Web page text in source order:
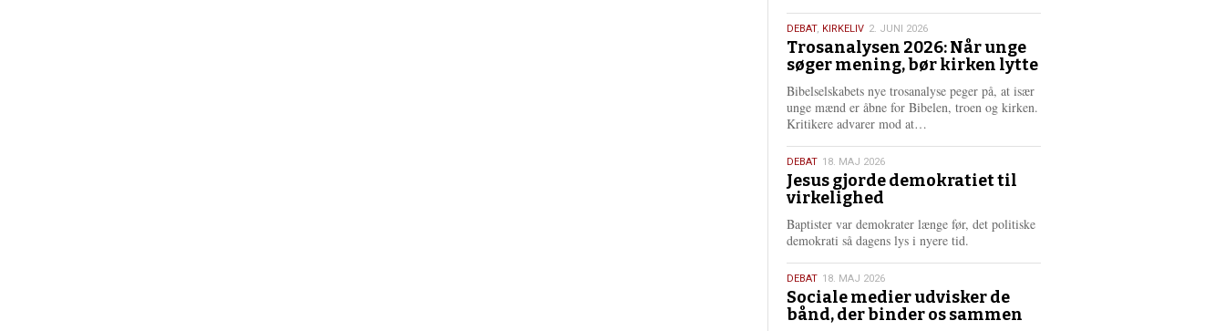
r
e
2.
juni
2026
DEBAT, KIRKELIV 2. JUNI 2026
Trosanalysen 2026: Når unge
søger mening, bør kirken lytte
Bibelselskabets nye trosanalyse peger på, at især
unge mænd er åbne for Bibelen, troen og kirken.
Kritikere advarer mod at…
e
e
18.
maj
2026
DEBAT 18. MAJ 2026
Jesus gjorde demokratiet til
virkelighed
Baptister var demokrater længe før, det politiske
demokrati så dagens lys i nyere tid.
18.
maj
2026
DEBAT 18. MAJ 2026
Sociale medier udvisker de
bånd, der binder os sammen